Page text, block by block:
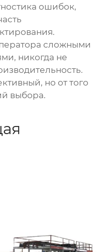
ошибок,
сложными
никогда не
но от того
выбора.